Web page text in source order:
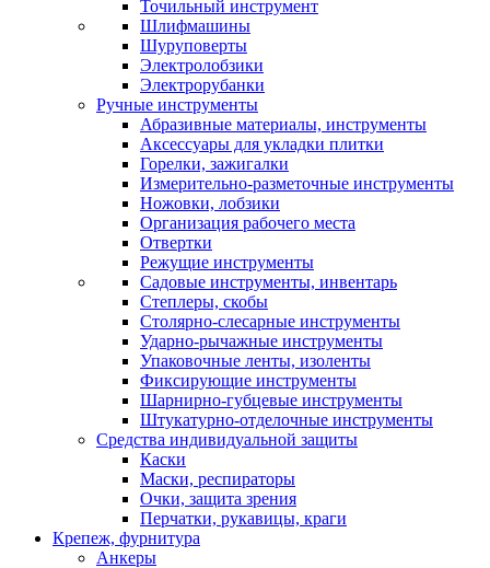
Точильный инструмент
Шлифмашины
Шуруповерты
Электролобзики
Электрорубанки
Ручные инструменты
Абразивные материалы, инструменты
Аксессуары для укладки плитки
Горелки, зажигалки
Измерительно-разметочные инструменты
Ножовки, лобзики
Организация рабочего места
Отвертки
Режущие инструменты
Садовые инструменты, инвентарь
Степлеры, скобы
Столярно-слесарные инструменты
Ударно-рычажные инструменты
Упаковочные ленты, изоленты
Фиксирующие инструменты
Шарнирно-губцевые инструменты
Штукатурно-отделочные инструменты
Средства индивидуальной защиты
Каски
Маски, респираторы
Очки, защита зрения
Перчатки, рукавицы, краги
Крепеж, фурнитура
Анкеры